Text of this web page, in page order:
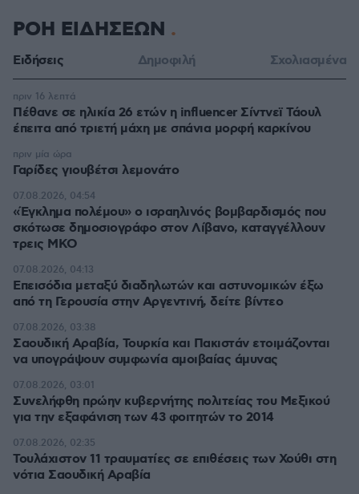
ΡΟΗ ΕΙΔΗΣΕΩΝ
Ειδήσεις Δημοφιλή Σχολιασμένα
Πέθανε σε ηλικία 26 ετών η influencer Σίντνεϊ Τάουλ
έπειτα από τριετή μάχη με σπάνια μορφή καρκίνου
πριν 16 λεπτά
Γαρίδες γιουβέτσι λεμονάτο
πριν μία ώρα
«Έγκλημα πολέμου» ο ισραηλινός βομβαρδισμός που
σκότωσε δημοσιογράφο στον Λίβανο, καταγγέλλουν
τρεις ΜΚΟ
07.08.2026, 04:54
Επεισόδια μεταξύ διαδηλωτών και αστυνομικών έξω
από τη Γερουσία στην Αργεντινή, δείτε βίντεο
07.08.2026, 04:13
Σαουδική Αραβία, Τουρκία και Πακιστάν ετοιμάζονται
να υπογράψουν συμφωνία αμοιβαίας άμυνας
07.08.2026, 03:38
Συνελήφθη πρώην κυβερνήτης πολιτείας του Μεξικού
για την εξαφάνιση των 43 φοιτητών το 2014
07.08.2026, 03:01
Τουλάχιστον 11 τραυματίες σε επιθέσεις των Χούθι στη
νότια Σαουδική Αραβία
07.08.2026, 02:35